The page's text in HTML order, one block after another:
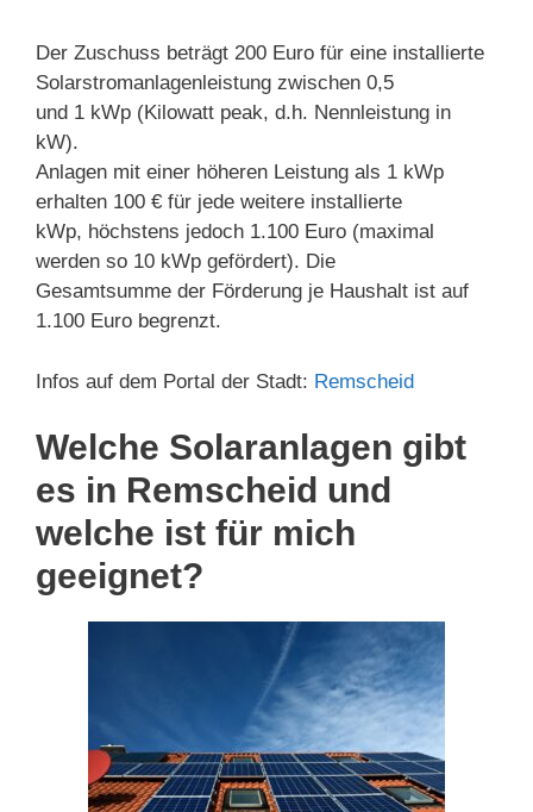
Der Zuschuss beträgt 200 Euro für eine installierte
Solarstromanlagenleistung zwischen 0,5
und 1 kWp (Kilowatt peak, d.h. Nennleistung in
kW).
Anlagen mit einer höheren Leistung als 1 kWp
erhalten 100 € für jede weitere installierte
kWp, höchstens jedoch 1.100 Euro (maximal
werden so 10 kWp gefördert). Die
Gesamtsumme der Förderung je Haushalt ist auf
1.100 Euro begrenzt.
Infos auf dem Portal der Stadt: Remscheid
Welche Solaranlagen gibt
es in Remscheid und
welche ist für mich
geeignet?